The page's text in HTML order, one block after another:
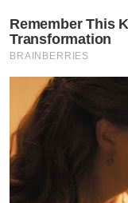
Remember This
Transformation
BRAINBERRIES